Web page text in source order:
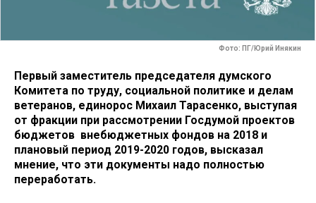
Фото: ПГ/Юрий Инякин
Первый заместитель председателя думского
Комитета по труду, социальной политике и делам
ветеранов, единорос Михаил Тарасенко, выступая
от фракции при рассмотрении Госдумой проектов
бюджетов внебюджетных фондов на 2018 и
плановый период 2019-2020 годов, высказал
мнение, что эти документы надо полностью
переработать.